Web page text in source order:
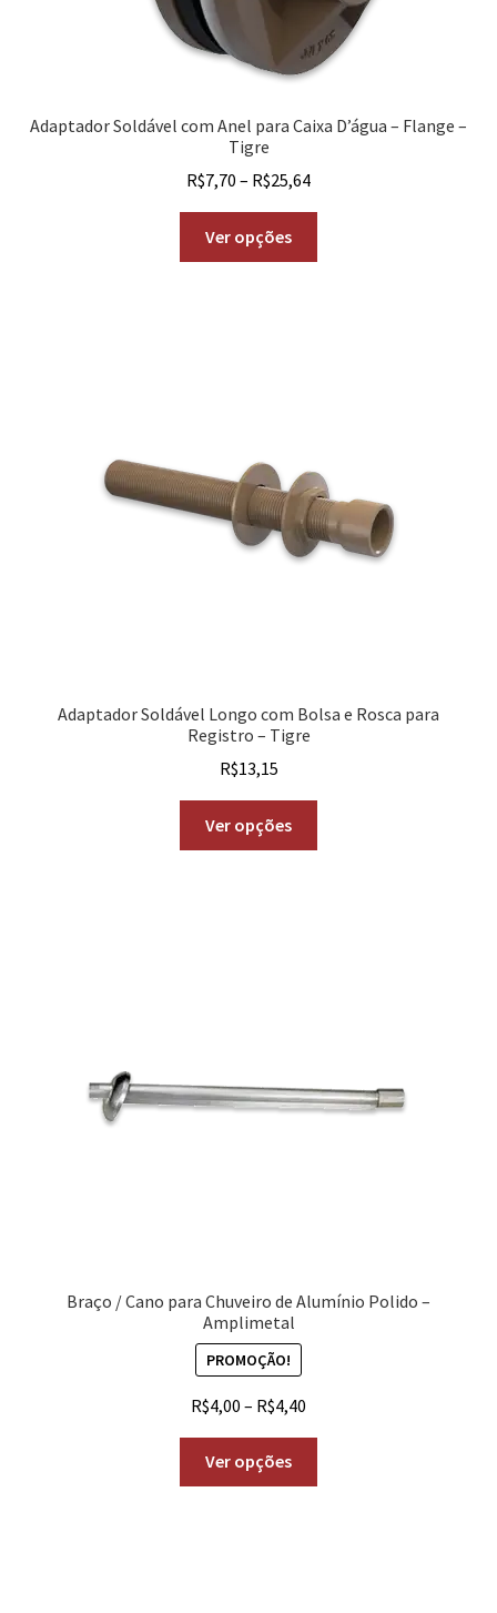
Adaptador Soldável com Anel para Caixa D’água – Flange –
Tigre
R$7,70 – R$25,64
Ver opções
Adaptador Soldável Longo com Bolsa e Rosca para
Registro – Tigre
R$13,15
Ver opções
Braço / Cano para Chuveiro de Alumínio Polido –
Amplimetal
PROMOÇÃO!
R$4,00 – R$4,40
Ver opções